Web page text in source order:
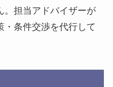
。担当アドバイザーが
・条件交渉を代行して